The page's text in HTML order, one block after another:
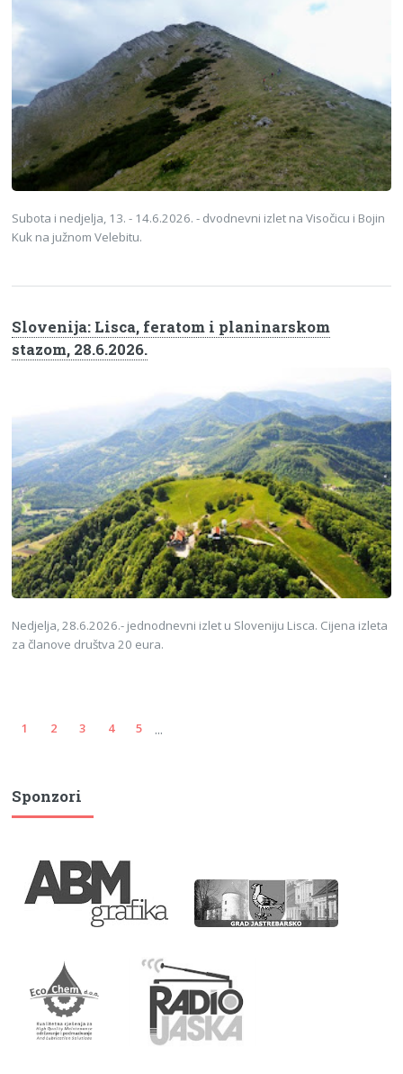
Subota i nedjelja, 13. - 14.6.2026. - dvodnevni izlet na Visočicu i Bojin
Kuk na južnom Velebitu.
Slovenija: Lisca, feratom i planinarskom
stazom, 28.6.2026.
Nedjelja, 28.6.2026.- jednodnevni izlet u Sloveniju Lisca. Cijena izleta
za članove društva 20 eura.
1 2 3 4 5 ...
Sponzori